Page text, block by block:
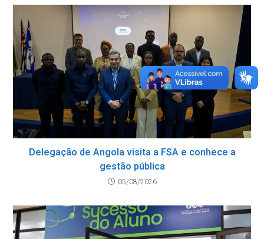
Delegação de Angola visita a FSA e conhece a
gestão pública
05/08/2026